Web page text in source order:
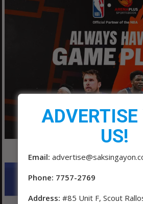
US!
Email:
Phone: 7757-2769
Address: #85 Unit F, Scout